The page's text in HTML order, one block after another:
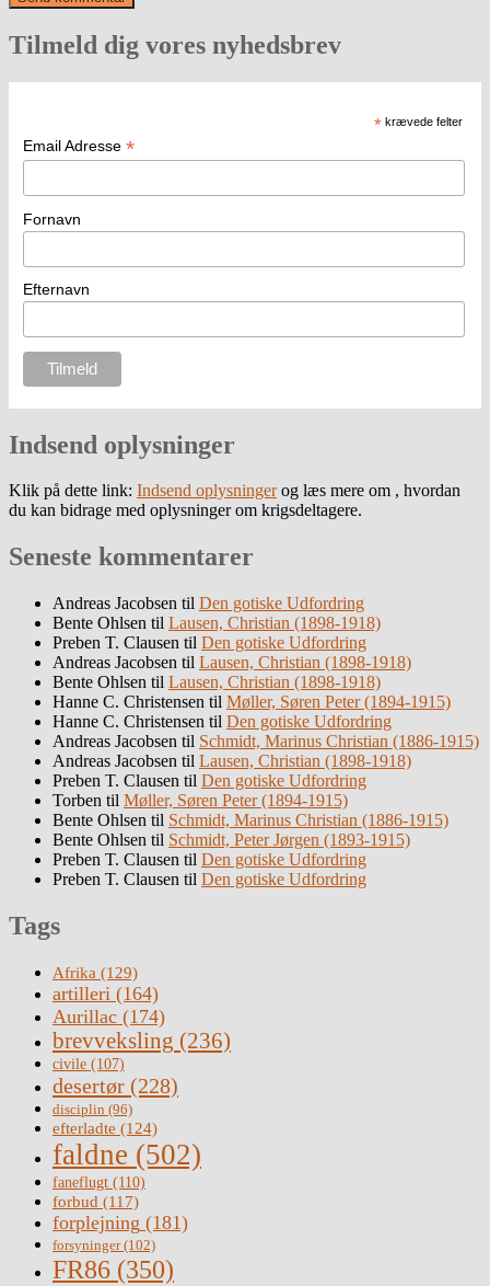
Tilmeld dig vores nyhedsbrev
* krævede felter
Email Adresse *
Fornavn
Efternavn
Indsend oplysninger
Klik på dette link: Indsend oplysningerog læs mere om , hvordan
du kan bidrage med oplysninger om krigsdeltagere.
Seneste kommentarer
Andreas Jacobsen til Den gotiske Udfordring
Bente Ohlsen til Lausen, Christian (1898-1918)
Preben T. Clausen til Den gotiske Udfordring
Andreas Jacobsen til Lausen, Christian (1898-1918)
Bente Ohlsen til Lausen, Christian (1898-1918)
Hanne C. Christensen til Møller, Søren Peter (1894-1915)
Hanne C. Christensen til Den gotiske Udfordring
Andreas Jacobsen til Schmidt, Marinus Christian (1886-1915)
Andreas Jacobsen til Lausen, Christian (1898-1918)
Preben T. Clausen til Den gotiske Udfordring
Torben til Møller, Søren Peter (1894-1915)
Bente Ohlsen til Schmidt, Marinus Christian (1886-1915)
Bente Ohlsen til Schmidt, Peter Jørgen (1893-1915)
Preben T. Clausen til Den gotiske Udfordring
Preben T. Clausen til Den gotiske Udfordring
Tags
Afrika (129)
artilleri (164)
Aurillac (174)
brevveksling (236)
civile (107)
desertør (228)
disciplin (96)
efterladte (124)
faldne (502)
faneflugt (110)
forbud (117)
forplejning (181)
forsyninger(102)
FR86 (350)